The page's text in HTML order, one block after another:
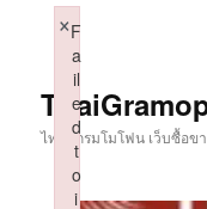
ไทยแกรมโมโฟน เว็บซื้อข
F
a
il
e
d
t
o
i
×